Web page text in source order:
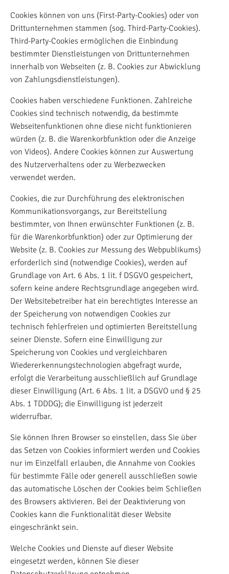
Cookies können von uns (First-Party-Cookies) oder von
Drittunternehmen stammen (sog. Third-Party-Cookies).
Third-Party-Cookies ermöglichen die Einbindung
bestimmter Dienstleistungen von Drittunternehmen
innerhalb von Webseiten (z. B. Cookies zur Abwicklung
von Zahlungsdienstleistungen).
Cookies haben verschiedene Funktionen. Zahlreiche
Cookies sind technisch notwendig, da bestimmte
Webseitenfunktionen ohne diese nicht funktionieren
würden (z. B. die Warenkorbfunktion oder die Anzeige
von Videos). Andere Cookies können zur Auswertung
des Nutzerverhaltens oder zu Werbezwecken
verwendet werden.
Cookies, die zur Durchführung des elektronischen
Kommunikationsvorgangs, zur Bereitstellung
bestimmter, von Ihnen erwünschter Funktionen (z. B.
für die Warenkorbfunktion) oder zur Optimierung der
Website (z. B. Cookies zur Messung des Webpublikums)
erforderlich sind (notwendige Cookies), werden auf
Grundlage von Art. 6 Abs. 1 lit. f DSGVO gespeichert,
sofern keine andere Rechtsgrundlage angegeben wird.
Der Websitebetreiber hat ein berechtigtes Interesse an
der Speicherung von notwendigen Cookies zur
technisch fehlerfreien und optimierten Bereitstellung
seiner Dienste. Sofern eine Einwilligung zur
Speicherung von Cookies und vergleichbaren
Wiedererkennungstechnologien abgefragt wurde,
erfolgt die Verarbeitung ausschließlich auf Grundlage
dieser Einwilligung (Art. 6 Abs. 1 lit. a DSGVO und § 25
Abs. 1 TDDDG); die Einwilligung ist jederzeit
widerrufbar.
Sie können Ihren Browser so einstellen, dass Sie über
das Setzen von Cookies informiert werden und Cookies
nur im Einzelfall erlauben, die Annahme von Cookies
für bestimmte Fälle oder generell ausschließen sowie
das automatische Löschen der Cookies beim Schließen
des Browsers aktivieren. Bei der Deaktivierung von
Cookies kann die Funktionalität dieser Website
eingeschränkt sein.
Welche Cookies und Dienste auf dieser Website
eingesetzt werden, können Sie dieser